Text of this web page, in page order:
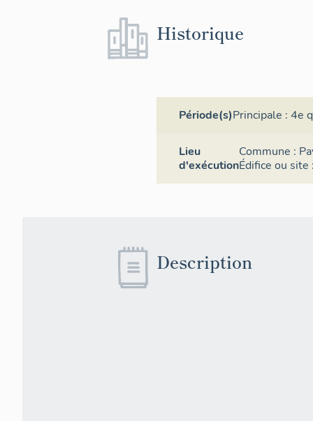
Historique
Période(s)Principale : 4e
Lieu
d'exécution
Commune :
Édifice ou site
Description